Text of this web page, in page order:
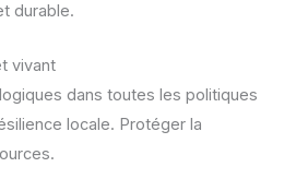
durable.
vivant
dans toutes les politiques
locale. Protéger la